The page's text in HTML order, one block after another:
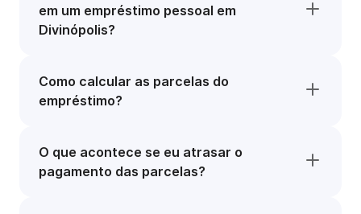
em um empréstimo pessoal em
Divinópolis?
Como calcular as parcelas do
empréstimo?
O que acontece se eu atrasar o
pagamento das parcelas?